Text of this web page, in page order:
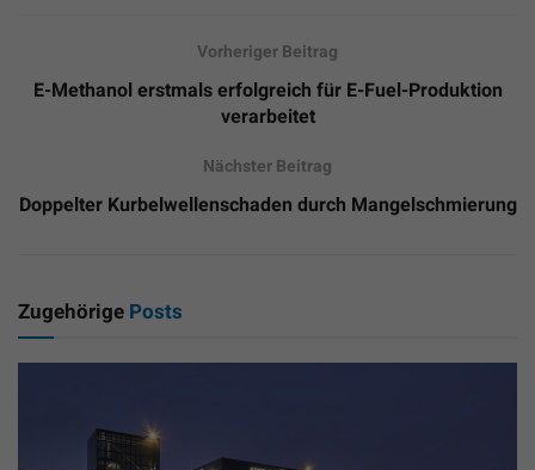
Vorheriger Beitrag
E-Methanol erstmals erfolgreich für E-Fuel-Produktion
verarbeitet
Nächster Beitrag
Doppelter Kurbelwellenschaden durch Mangelschmierung
Zugehörige Posts